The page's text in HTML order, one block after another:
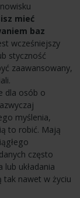
mieć
baz
wcześniejszy
styczność
zaawansowany,
dla osób o
myślenia,
to robić. Mają
często
układania
tak nawet w życiu